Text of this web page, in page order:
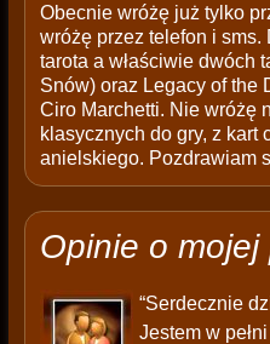
Obecnie wróżę już tylko
wróżę przez telefon i
tarota a właściwie dwóch
Snów) oraz Legacy of the
Ciro Marchetti. Nie wróżę
klasycznych do gry, z kart
anielskiego. Pozdrawiam
Opinie o mojej
“Serdecznie
Jestem w